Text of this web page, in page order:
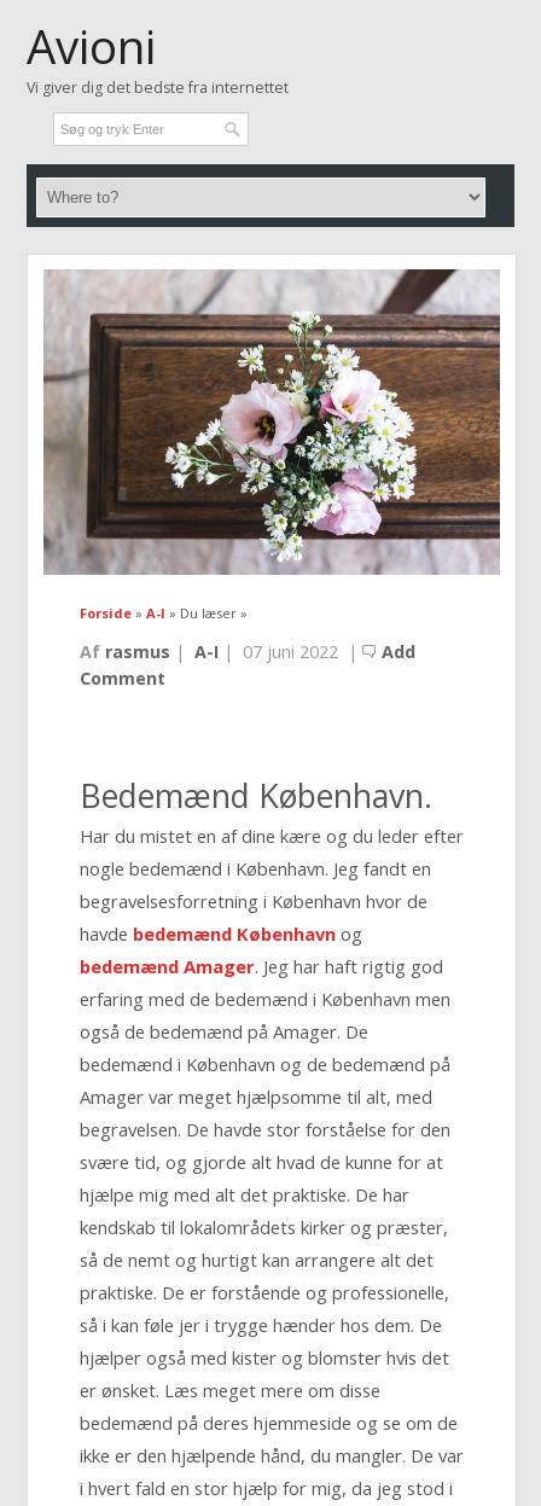
Avioni
Vi giver dig det bedste fra internettet
Forside» A-I » Du læser »
Af rasmus | A-I| 07 juni 2022|
Add
Comment
Bedemænd København.
Har du mistet en af dine kære og du leder efter
nogle bedemænd i København. Jeg fandt en
begravelsesforretning i København hvor de
havde bedemænd Københavnog
bedemænd Amager. Jeg har haft rigtig god
erfaring med de bedemænd i København men
også de bedemænd på Amager. De
bedemænd i København og de bedemænd på
Amager var meget hjælpsomme til alt, med
begravelsen. De havde stor forståelse for den
svære tid, og gjorde alt hvad de kunne for at
hjælpe mig med alt det praktiske. De har
kendskab til lokalområdets kirker og præster,
så de nemt og hurtigt kan arrangere alt det
praktiske. De er forstående og professionelle,
så i kan føle jer i trygge hænder hos dem. De
hjælper også med kister og blomster hvis det
er ønsket. Læs meget mere om disse
bedemænd på deres hjemmeside og se om de
ikke er den hjælpende hånd, du mangler. De var
i hvert fald en stor hjælp for mig, da jeg stod i